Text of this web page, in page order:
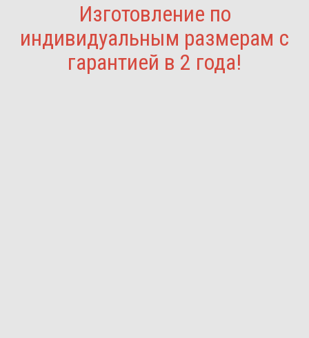
Изготовление по
индивидуальным размерам с
гарантией в 2 года!